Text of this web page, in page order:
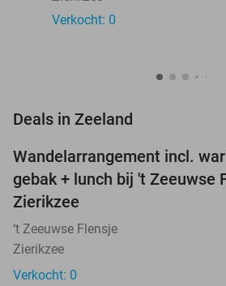
Verkocht: 0
Deals in Zeeland
TODAY
Wandelarrangement incl.
gebak + lunch bij 't Zeeuwse
Zierikzee
‘t Zeeuwse Flensje
Zierikzee
Verkocht: 0